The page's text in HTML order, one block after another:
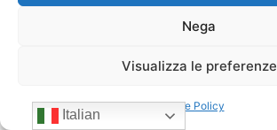
Nega
Visualizza le preferenze
Cookie Policy
Italian